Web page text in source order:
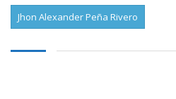
Jhon Alexander Peña Rivero